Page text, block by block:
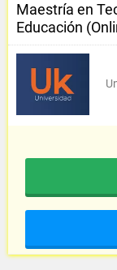
Maestría en
Educación